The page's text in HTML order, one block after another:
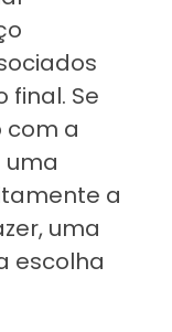
Se
a
uma
a
uma
escolha